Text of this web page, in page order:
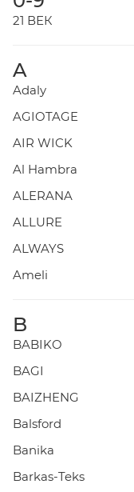
21 ВЕК
A
Adaly
AGIOTAGE
AIR WICK
Al Hambra
ALERANA
ALLURE
ALWAYS
Ameli
B
BABIKO
BAGI
BAIZHENG
Balsford
Banika
Barkas-Teks